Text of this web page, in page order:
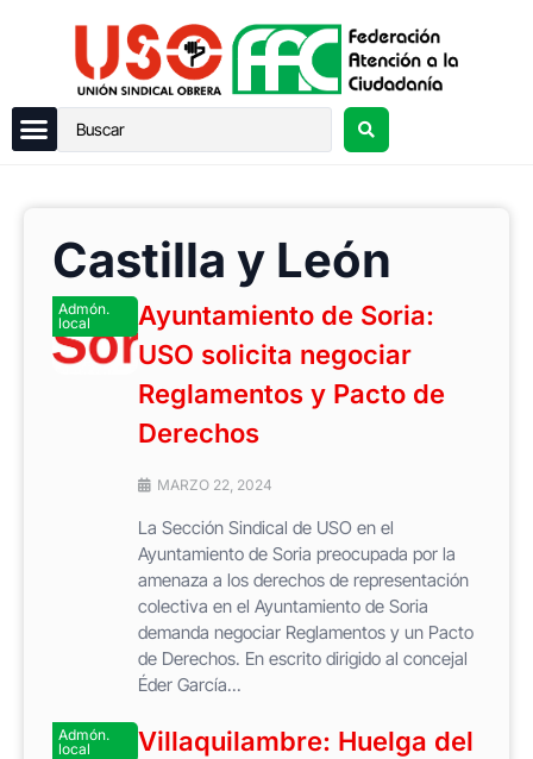
Castilla y León
Admón.
local
Ayuntamiento de Soria:
USO solicita negociar
Reglamentos y Pacto de
Derechos
MARZO 22, 2024
La Sección Sindical de USO en el
Ayuntamiento de Soria preocupada por la
amenaza a los derechos de representación
colectiva en el Ayuntamiento de Soria
demanda negociar Reglamentos y un Pacto
de Derechos. En escrito dirigido al concejal
Éder García...
Admón.
local
Villaquilambre: Huelga del